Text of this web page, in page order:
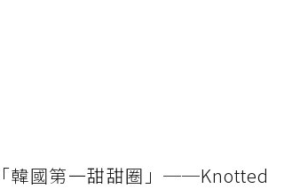
韓國第一甜甜圈」──Knotted